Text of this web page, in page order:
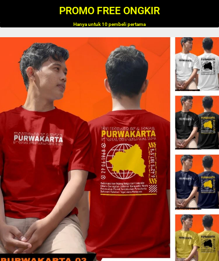
PROMO FREE ONGKIR
Hanya untuk 10 pembeli pertama